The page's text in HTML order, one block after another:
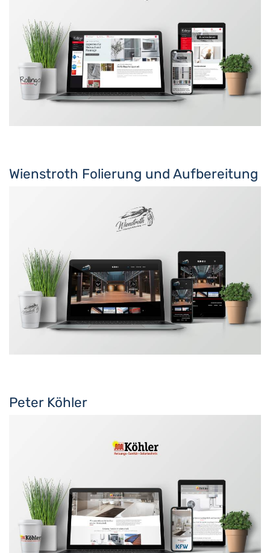
Wienstroth Folierung und Aufbereitung
Peter Köhler